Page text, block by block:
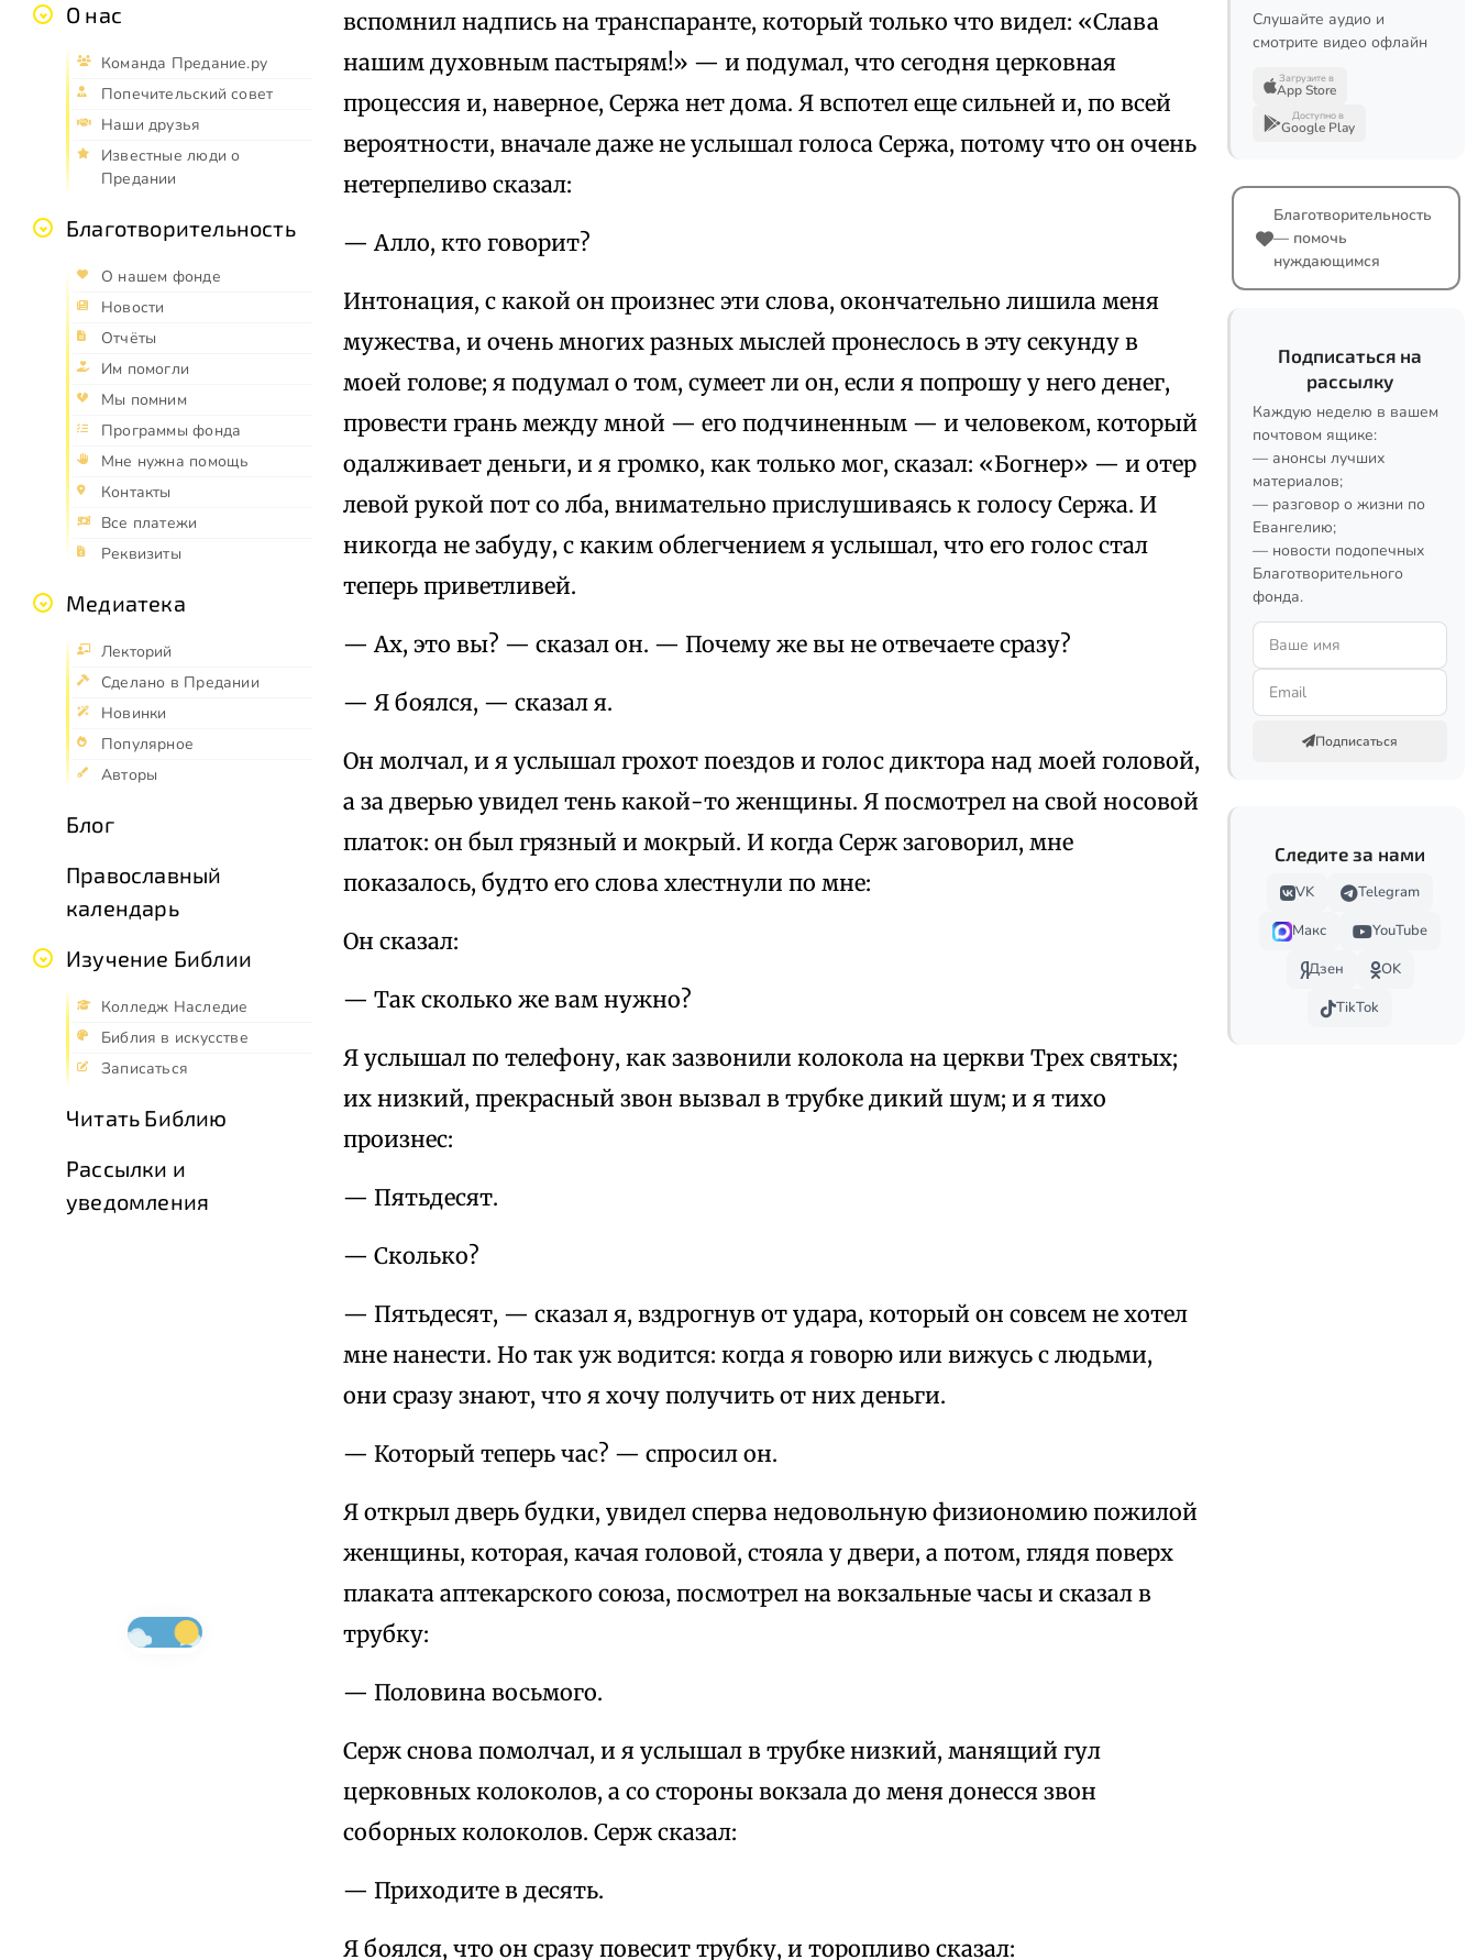
О нас
Команда Предание.ру
Попечительский совет
Наши друзья
Известные люди о
Предании
Благотворительность
О нашем фонде
Новости
Отчёты
Им помогли
Мы помним
Программы фонда
Мне нужна помощь
Контакты
Все платежи
Реквизиты
Медиатека
Лекторий
Сделано в Предании
Новинки
Популярное
Авторы
Блог
Православный
календарь
Изучение Библии
Колледж Наследие
Библия в искусстве
Записаться
Читать Библию
Рассылки и
уведомления
вспомнил надпись на транспаранте, который только что видел: «Слава
нашим духовным пастырям!» — и подумал, что сегодня церковная
процессия и, наверное, Сержа нет дома. Я вспотел еще сильней и, по всей
вероятности, вначале даже не услышал голоса Сержа, потому что он очень
нетерпеливо сказал:
— Алло, кто говорит?
Интонация, с какой он произнес эти слова, окончательно лишила меня
мужества, и очень многих разных мыслей пронеслось в эту секунду в
моей голове; я подумал о том, сумеет ли он, если я попрошу у него денег,
провести грань между мной — его подчиненным — и человеком, который
одалживает деньги, и я громко, как только мог, сказал: «Богнер» — и отер
левой рукой пот со лба, внимательно прислушиваясь к голосу Сержа. И
никогда не забуду, с каким облегчением я услышал, что его голос стал
теперь приветливей.
— Ах, это вы? — сказал он. — Почему же вы не отвечаете сразу?
— Я боялся, — сказал я.
Он молчал, и я услышал грохот поездов и голос диктора над моей головой,
а за дверью увидел тень какой-то женщины. Я посмотрел на свой носовой
платок: он был грязный и мокрый. И когда Серж заговорил, мне
показалось, будто его слова хлестнули по мне:
Он сказал:
— Так сколько же вам нужно?
Я услышал по телефону, как зазвонили колокола на церкви Трех святых;
их низкий, прекрасный звон вызвал в трубке дикий шум; и я тихо
произнес:
— Пятьдесят.
— Сколько?
— Пятьдесят, — сказал я, вздрогнув от удара, который он совсем не хотел
мне нанести. Но так уж водится: когда я говорю или вижусь с людьми,
они сразу знают, что я хочу получить от них деньги.
— Который теперь час? — спросил он.
Я открыл дверь будки, увидел сперва недовольную физиономию пожилой
женщины, которая, качая головой, стояла у двери, а потом, глядя поверх
плаката аптекарского союза, посмотрел на вокзальные часы и сказал в
трубку:
— Половина восьмого.
Серж снова помолчал, и я услышал в трубке низкий, манящий гул
церковных колоколов, а со стороны вокзала до меня донесся звон
соборных колоколов. Серж сказал:
— Приходите в десять.
Я боялся, что он сразу повесит трубку, и торопливо сказал:
Слушайте аудио и
смотрите видео офлайн
Загрузите в
App Store
Доступно в
Google Play
Благотворительность
— помочь
нуждающимся
Подписаться на
рассылку
Каждую неделю в вашем
почтовом ящике:
— анонсы лучших
материалов;
— разговор о жизни по
Евангелию;
— новости подопечных
Благотворительного
фонда.
Подписаться
Следите за нами
VK
Telegram
Макс
YouTube
Дзен
OK
TikTok